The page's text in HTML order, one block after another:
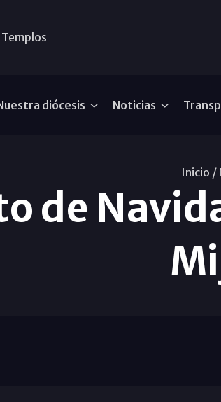
diócesis Noticias
Inicio /
de